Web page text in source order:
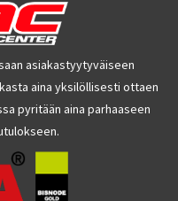
asiakastyytyväiseen
aina yksilöllisesti ottaen
pyritään aina parhaaseen